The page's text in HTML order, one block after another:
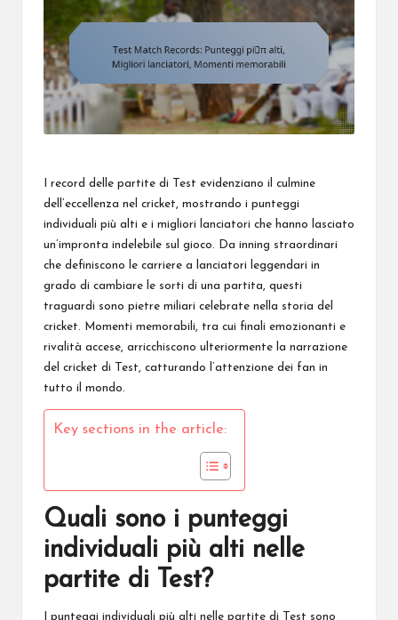
I record delle partite di Test evidenziano il culmine
dell’eccellenza nel cricket, mostrando i punteggi
individuali più alti e i migliori lanciatori che hanno lasciato
un’impronta indelebile sul gioco. Da inning straordinari
che definiscono le carriere a lanciatori leggendari in
grado di cambiare le sorti di una partita, questi
traguardi sono pietre miliari celebrate nella storia del
cricket. Momenti memorabili, tra cui finali emozionanti e
rivalità accese, arricchiscono ulteriormente la narrazione
del cricket di Test, catturando l’attenzione dei fan in
tutto il mondo.
Key sections in the article:
Quali sono i punteggi
individuali più alti nelle
partite di Test?
I punteggi individuali più alti nelle partite di Test sono